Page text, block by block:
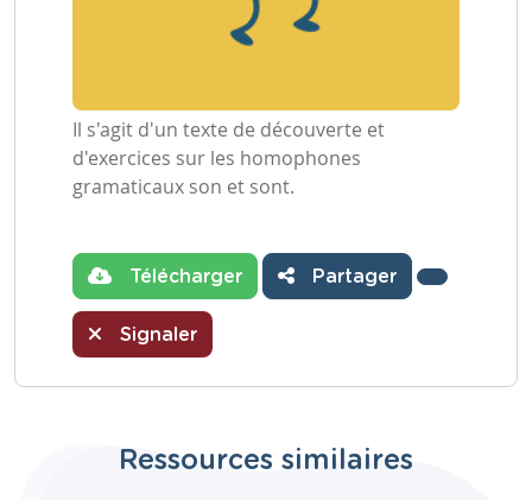
Il s'agit d'un texte de découverte et
d'exercices sur les homophones
gramaticaux son et sont.
Télécharger Partager
Signaler
Ressources similaires